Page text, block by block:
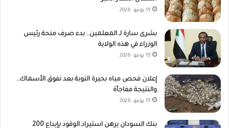
15 يونيو، 2026
بشرى سارة لـ المعلمين.. بدء صرف منحة رئيس
الوزراء في هذه الولاية
15 يونيو، 2026
إعلان فحص مياه بحيرة النوبة بعد نفوق الأسماك..
والنتيجة مفاجأة
15 يونيو، 2026
بنك السودان يرهن استيراد الوقود بإيداع 200